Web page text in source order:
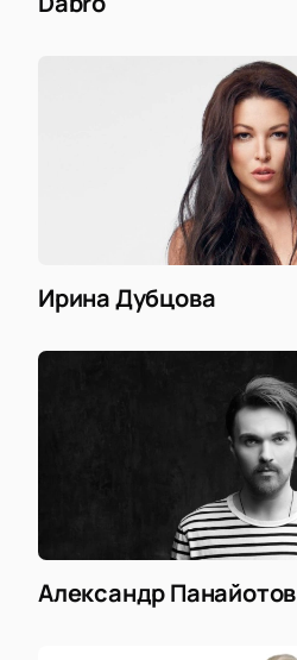
Ирина Дубцова
Александр Панайотов